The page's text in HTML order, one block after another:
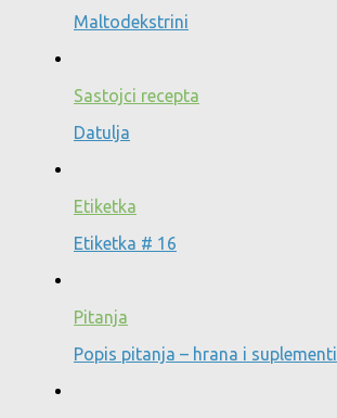
Maltodekstrini
Sastojci recepta
Datulja
Etiketka
Etiketka # 16
Pitanja
Popis pitanja – hrana i suplementi